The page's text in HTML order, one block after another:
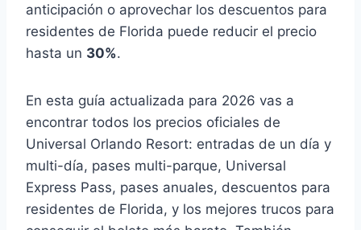
anticipación o aprovechar los descuentos para
residentes de Florida puede reducir el precio
hasta un 30%.
En esta guía actualizada para 2026 vas a
encontrar todos los precios oficiales de
Universal Orlando Resort: entradas de un día y
multi-día, pases multi-parque, Universal
Express Pass, pases anuales, descuentos para
residentes de Florida, y los mejores trucos para